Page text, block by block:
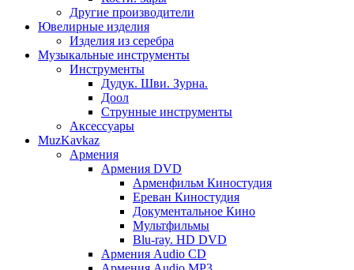
Другие производители
Ювелирные изделия
Изделия из серебра
Музыкальные инструменты
Инструменты
Дудук. Шви. Зурна.
Доол
Струнные инструменты
Аксессуары
MuzKavkaz
Армения
Армения DVD
Арменфильм Киностудия
Ереван Киностудия
Документальное Кино
Мультфильмы
Blu-ray. HD DVD
Армения Audio CD